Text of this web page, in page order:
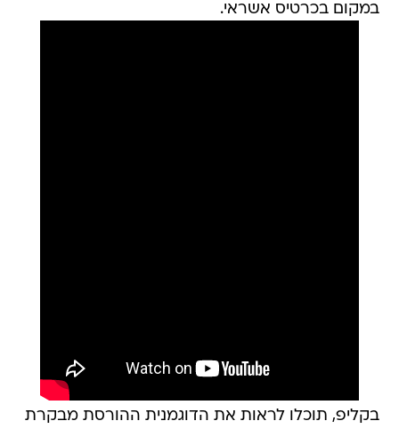
במקום בכרטיס אשראי.
בקליפ, תוכלו לראות את הדוגמנית ההורסת מבקרת